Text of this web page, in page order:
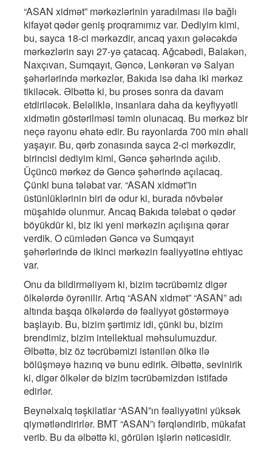
“ASAN xidmət” mərkəzlərinin yaradılması ilə bağlı
kifayət qədər geniş proqramımız var. Dediyim kimi,
bu, sayca 18-ci mərkəzdir, ancaq yaxın gələcəkdə
mərkəzlərin sayı 27-yə çatacaq. Ağcabədi, Balakən,
Naxçıvan, Sumqayıt, Gəncə, Lənkəran və Salyan
şəhərlərində mərkəzlər, Bakıda isə daha iki mərkəz
tikiləcək. Əlbəttə ki, bu proses sonra da davam
etdiriləcək. Beləliklə, insanlara daha da keyfiyyətli
xidmətin göstərilməsi təmin olunacaq. Bu mərkəz bir
neçə rayonu əhatə edir. Bu rayonlarda 700 min əhali
yaşayır. Bu, qərb zonasında sayca 2-ci mərkəzdir,
birincisi dediyim kimi, Gəncə şəhərində açılıb.
Üçüncü mərkəz də Gəncə şəhərində açılacaq.
Çünki buna tələbat var. “ASAN xidmət”in
üstünlüklərinin biri də odur ki, burada növbələr
müşahidə olunmur. Ancaq Bakıda tələbat o qədər
böyükdür ki, biz iki yeni mərkəzin açılışına qərar
verdik. O cümlədən Gəncə və Sumqayıt
şəhərlərində də ikinci mərkəzin fəaliyyətinə ehtiyac
var.
Onu da bildirməliyəm ki, bizim təcrübəmiz digər
ölkələrdə öyrənilir. Artıq “ASAN xidmət” “ASAN” adı
altında başqa ölkələrdə də fəaliyyət göstərməyə
başlayıb. Bu, bizim şərtimiz idi, çünki bu, bizim
brendimiz, bizim intellektual məhsulumuzdur.
Əlbəttə, biz öz təcrübəmizi istənilən ölkə ilə
bölüşməyə hazırıq və bunu edirik. Əlbəttə, sevinirik
ki, digər ölkələr də bizim təcrübəmizdən istifadə
edirlər.
Beynəlxalq təşkilatlar “ASAN”ın fəaliyyətini yüksək
qiymətləndirirlər. BMT “ASAN”ı fərqləndirib, mükafat
verib. Bu da əlbəttə ki, görülən işlərin nəticəsidir.